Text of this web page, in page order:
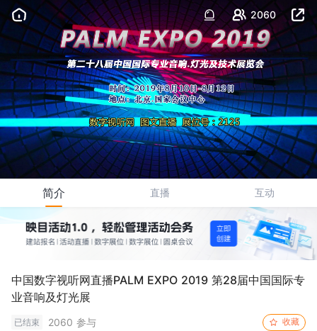
2060
简介 直播 互动
中国数字视听网直播PALM EXPO 2019 第28届中国国际专
业音响及灯光展
已结束 2060 参与 收藏